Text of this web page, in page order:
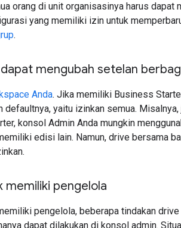
orang di unit organisasinya harus dapat
yang memiliki izin untuk
.
mengubah setelan
Anda. Jika memiliki Business
yaitu izinkan semua.
konsol Admin Anda mungkin
edisi lain. Namun, drive bersama
memiliki pengelola
pengelola, beberapa tindakan
dapat dilakukan di konsol admin.